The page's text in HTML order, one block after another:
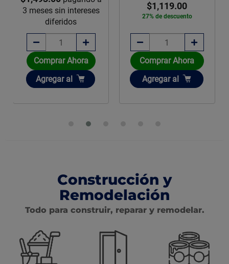
$1,119.00
Comprar Ahora
Añadir
Agregar al
23% de descuento
Disponible sobre pedido
Añadir
Agregar al
Construcción y
Remodelación
Todo para construir, reparar y remodelar.